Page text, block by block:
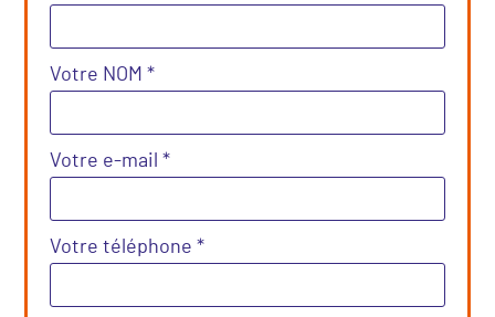
Votre NOM *
Votre e-mail *
Votre téléphone *